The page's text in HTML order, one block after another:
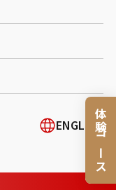
体験コース
ENGLISH